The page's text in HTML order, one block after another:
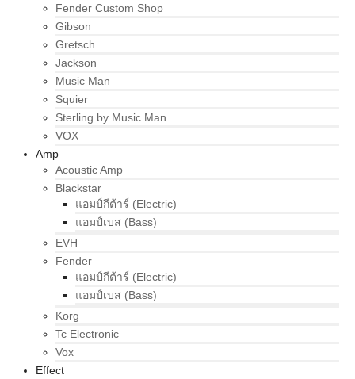
Fender Custom Shop
Gibson
Gretsch
Jackson
Music Man
Squier
Sterling by Music Man
VOX
Amp
Acoustic Amp
Blackstar
แอมป์กีต้าร์ (Electric)
แอมป์เบส (Bass)
EVH
Fender
แอมป์กีต้าร์ (Electric)
แอมป์เบส (Bass)
Korg
Tc Electronic
Vox
Effect